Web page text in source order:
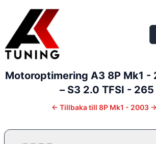
Motoroptimering A3 8P Mk1
– S3 2.0 TFSI -
← Tillbaka till 8P Mk1 - 2003 -